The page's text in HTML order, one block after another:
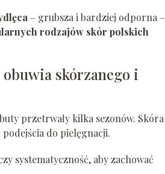
– grubsza i bardziej odporna –
rodzajów skór polskich
skórzanego i
przetrwały kilka sezonów. Skóra
do pielęgnacji.
systematyczność, aby zachować